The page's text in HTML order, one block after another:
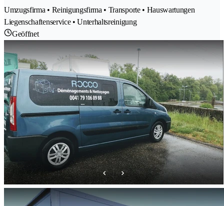
Umzugsfirma • Reinigungsfirma • Transporte • Hauswartungen
Liegenschaftenservice • Unterhaltsreinigung
Geöffnet